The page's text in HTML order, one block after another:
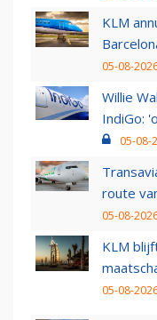
KLM
05-08-
Willie
IndiGo:
05-08-
route
05-08-
KLM
05-08-